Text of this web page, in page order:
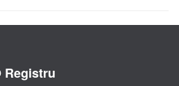
Registru